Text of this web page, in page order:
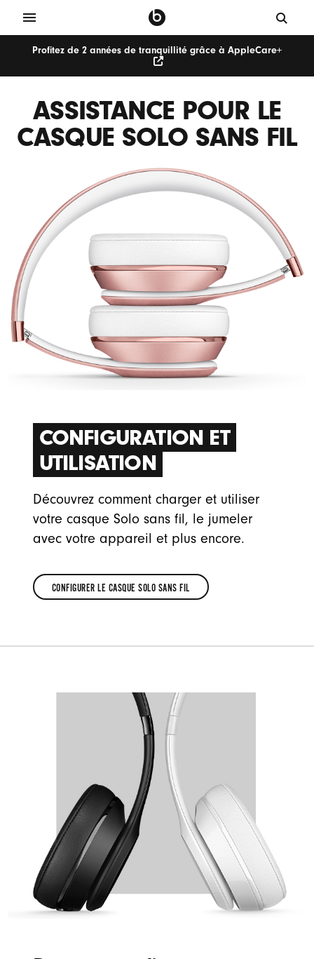
Profitez de 2 années de tranquillité grâce à AppleCare+
ASSISTANCE POUR LE
CASQUE SOLO SANS FIL
CONFIGURATION ET
UTILISATION
Découvrez comment charger et utiliser
votre casque Solo sans fil, le jumeler
avec votre appareil et plus encore.
CONFIGURER LE CASQUE SOLO SANS FIL
CASQUE